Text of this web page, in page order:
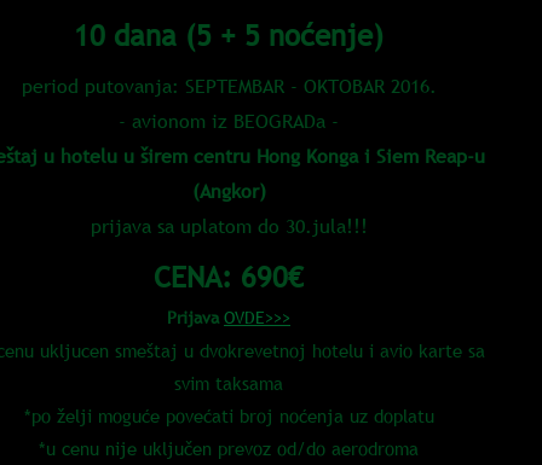
10 dana (5 + 5 noćenje)
period putovanja: SEPTEMBAR - OKTOBAR 2016.
- avionom iz BEOGRADa -
u hotelu u širem centru Hong Konga i Siem Reap-u
(Angkor)
prijava sa uplatom do 30.jula!!!
CENA: 690€
PrijavaOVDE>>>
ukljucen smeštaj u dvokrevetnoj hotelu i avio karte sa
svim taksama
*po želji moguće povećati broj noćenja uz doplatu
*u cenu nije uključen prevoz od/do aerodroma